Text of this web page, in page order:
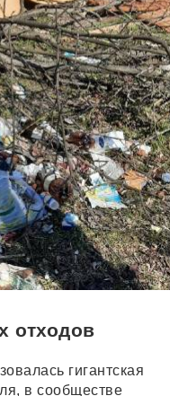
отходов
гигантская
в сообществе